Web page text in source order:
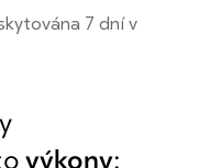
7 dní v
výkony: